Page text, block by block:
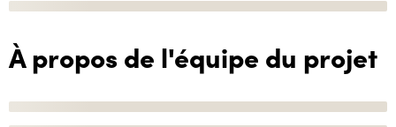
À propos de l'équipe du projet